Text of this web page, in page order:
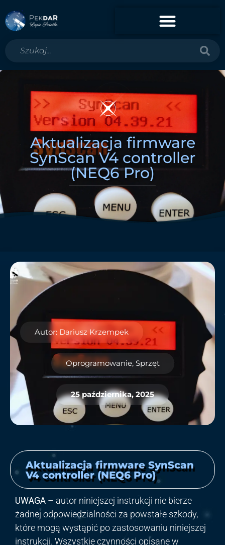
Aktualizacja firmware
SynScan V4 controller
(NEQ6 Pro)
Autor: Dariusz Krzempek
Oprogramowanie, Sprzęt
25 października, 2025
Aktualizacja firmware SynScan
V4 controller (NEQ6 Pro)
UWAGA – autor niniejszej instrukcji nie bierze
żadnej odpowiedzialności za powstałe szkody,
które mogą wystąpić po zastosowaniu niniejszej
instrukcji. Wszystkie czynności opisane w